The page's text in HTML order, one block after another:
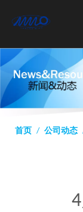
首页 / 公司动态